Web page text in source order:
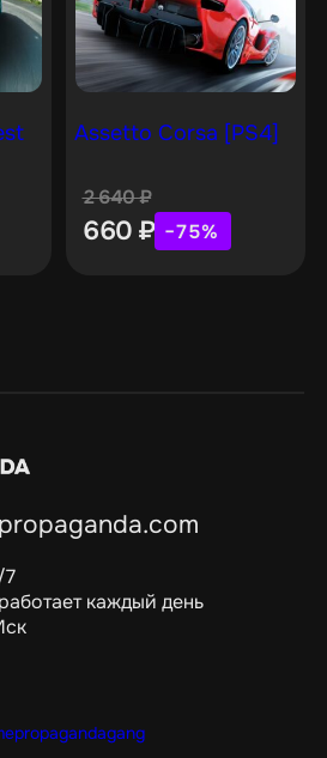
Assetto Corsa [PS4]
2 640₽
660 ₽ −75%
каждый день